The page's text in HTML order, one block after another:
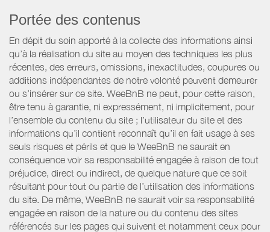
Portée des contenus
En dépit du soin apporté à la collecte des informations ainsi
qu’à la réalisation du site au moyen des techniques les plus
récentes, des erreurs, omissions, inexactitudes, coupures ou
additions indépendantes de notre volonté peuvent demeurer
ou s’insérer sur ce site. WeeBnB ne peut, pour cette raison,
être tenu à garantie, ni expressément, ni implicitement, pour
l’ensemble du contenu du site ; l’utilisateur du site et des
informations qu’il contient reconnaît qu’il en fait usage à ses
seuls risques et périls et que le WeeBnB ne saurait en
conséquence voir sa responsabilité engagée à raison de tout
préjudice, direct ou indirect, de quelque nature que ce soit
résultant pour tout ou partie de l’utilisation des informations
du site. De même, WeeBnB ne saurait voir sa responsabilité
engagée en raison de la nature ou du contenu des sites
référencés sur les pages qui suivent et notamment ceux pour